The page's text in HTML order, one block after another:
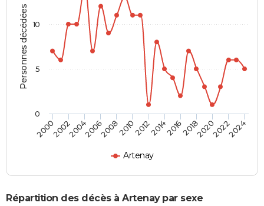
Personnes décédées
Artenay
2000200220042006200820102012201420162018202020222024
0
5
10
Répartition des décès à Artenay par sexe